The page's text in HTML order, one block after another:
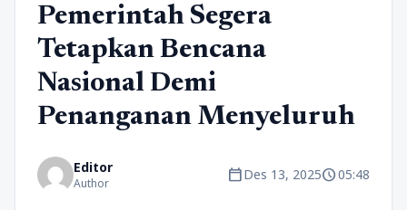
Pemerintah Segera
Tetapkan Bencana
Nasional Demi
Penanganan Menyeluruh
Editor
Author calendar_todayDes 13, 2025schedule05:48